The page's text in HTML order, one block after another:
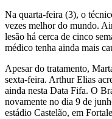
Na quarta-feira (3), o
vezes melhor do mundo.
lesão há cerca de cinco
médico tenha ainda mais
Apesar do tratamento,
sexta-feira. Arthur Elias
ainda nesta Data Fifa. O
novamente no dia 9 de
estádio Castelão, em